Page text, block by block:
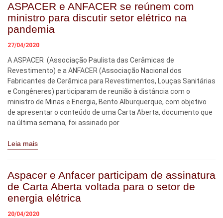
ASPACER e ANFACER se reúnem com
ministro para discutir setor elétrico na
pandemia
27/04/2020
A ASPACER (Associação Paulista das Cerâmicas de
Revestimento) e a ANFACER (Associação Nacional dos
Fabricantes de Cerâmica para Revestimentos, Louças Sanitárias
e Congêneres) participaram de reunião à distância com o
ministro de Minas e Energia, Bento Alburquerque, com objetivo
de apresentar o conteúdo de uma Carta Aberta, documento que
na última semana, foi assinado por
Leia mais
Aspacer e Anfacer participam de assinatura
de Carta Aberta voltada para o setor de
energia elétrica
20/04/2020